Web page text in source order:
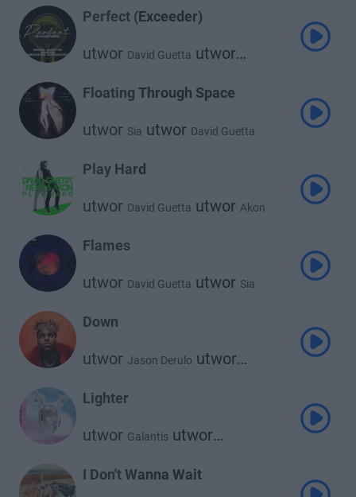
Perfect (Exceeder)
utwor David Guetta utwor
Floating Through Space
utwor Sia utwor David Guetta
Play Hard
utwor David Guetta utwor Akon
Flames
utwor David Guetta utwor Sia
Down
utwor Jason Derulo utwor
Lighter
utwor Galantis utwor
5 Seconds of Summer
I Don't Wanna Wait